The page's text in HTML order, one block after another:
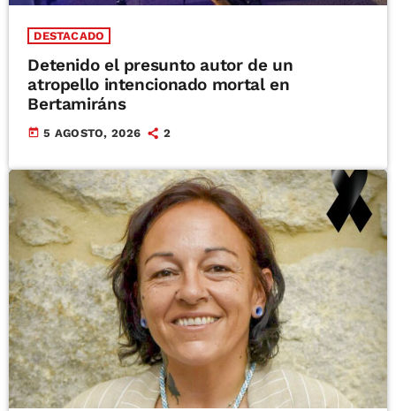
DESTACADO
Detenido el presunto autor de un
atropello intencionado mortal en
Bertamiráns
today 5 AGOSTO, 2026 2